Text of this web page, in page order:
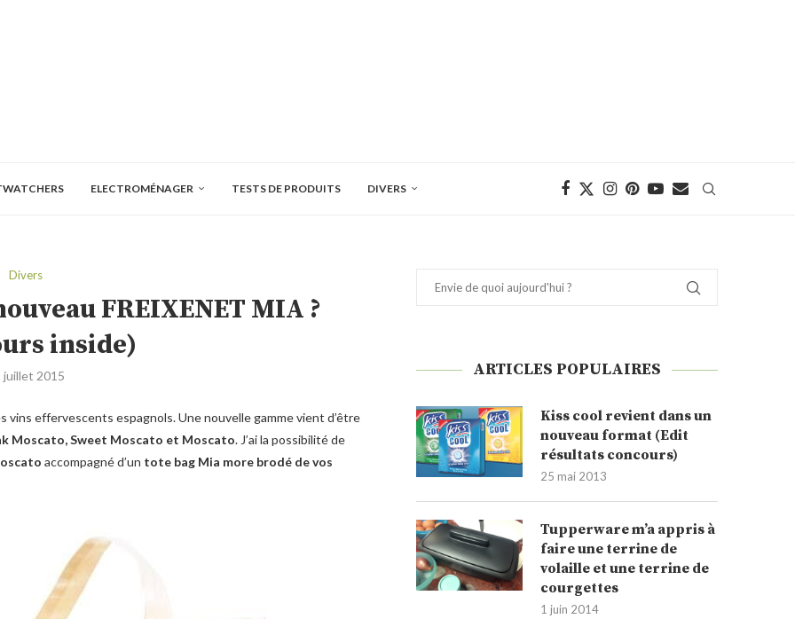
ELECTROMÉNAGER TESTS DE PRODUITS DIVERS
Divers
FREIXENET MIA ?
inside)
juillet 2015
vins effervescents espagnols. Une nouvelle gamme vient d’être
Moscato, Sweet Moscato et Moscato. J’ai la possibilité de
accompagné d’un tote bag Mia more brodé de vos
ARTICLES POPULAIRES
Kiss cool revient dans un
nouveau format (Edit
résultats concours)
25 mai 2013
Tupperware m’a appris à
faire une terrine de
volaille et une terrine de
courgettes
1 juin 2014